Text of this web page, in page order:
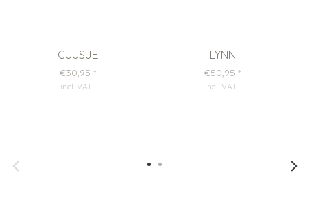
GUUSJE
€30,95 *
incl. VAT
LYNN
€50,95 *
incl. VAT